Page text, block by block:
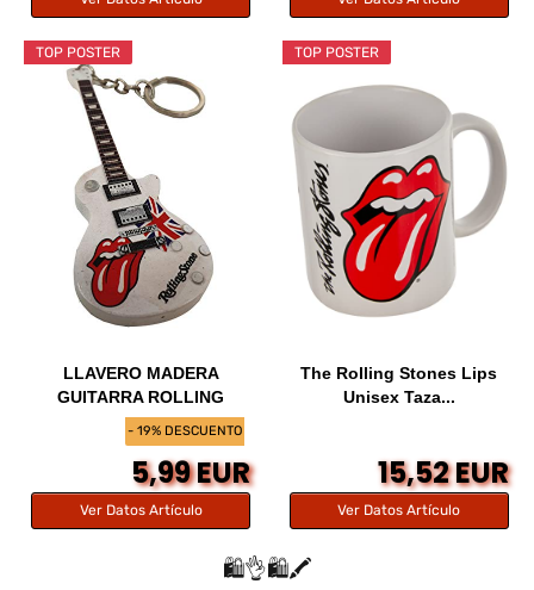
- 19% DESCUENTO
TOP POSTER
LLAVERO MADERA
GUITARRA ROLLING
STONES...
5,99 EUR
Ver Datos Artículo
TOP POSTER
The Rolling Stones Lips
Unisex Taza...
15,52 EUR
Ver Datos Artículo
🛍️👌🛍️🖍️